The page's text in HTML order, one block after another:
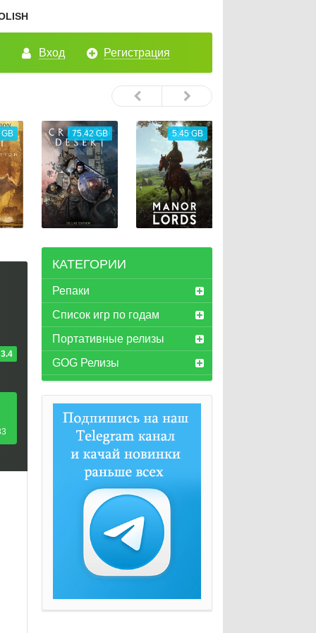
Вход Регистрация
75.42 GB 5.45 GB
3.4
КАТЕГОРИИ
Репаки
Список игр по годам
Портативные релизы
GOG Релизы